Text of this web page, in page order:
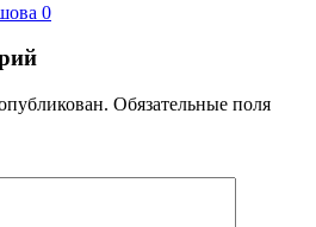
0
Обязательные поля